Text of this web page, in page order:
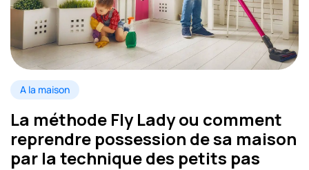
A la maison
La méthode Fly Lady ou comment
reprendre possession de sa maison
par la technique des petits pas